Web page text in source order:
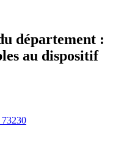
département :
au dispositif